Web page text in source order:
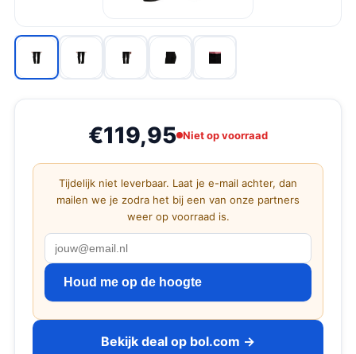
€119,95 Niet op voorraad
Tijdelijk niet leverbaar. Laat je e-mail achter, dan
mailen we je zodra het bij een van onze partners
weer op voorraad is.
Houd me op de hoogte
Bekijk deal op bol.com →